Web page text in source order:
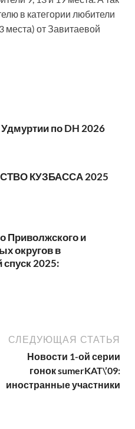
в категории любители
места) от Завитаевой
по DH 2026
КУЗБАССА 2025
Приволжского и
округов в
2025:
СЛЕДУЮЩАЯ СТАТЬЯ
Новости 1-ой серии
гонок sumerKAT\’09:
иностранные участники